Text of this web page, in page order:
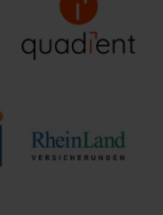
Provinzial
Versicherung AG
Quadient CXM
Germany GmbH